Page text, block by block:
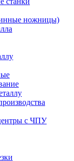
ножницы)
с ЧПУ